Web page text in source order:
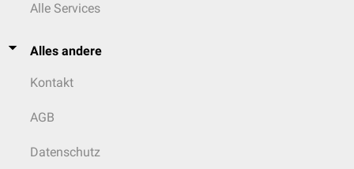
Alle Services
Alles andere
Kontakt
AGB
Datenschutz